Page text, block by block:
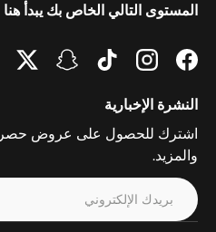
المستوى التالي الخاص بك يبدأ هنا
Facebook
Instagram
TikTok
Snapchat
النشرة الإخبارية
اشترك للحصول على عروض
والمزيد.
الإيميل